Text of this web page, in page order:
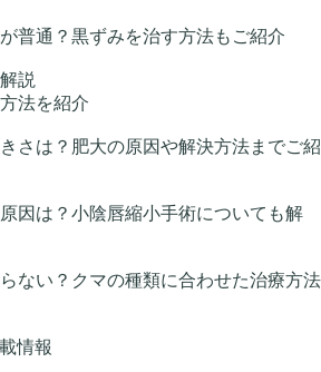
普通？黒ずみを治す方法もご紹介
説
法を紹介
さは？肥大の原因や解決方法までご紹
因は？小陰唇縮小手術についても解
ない？クマの種類に合わせた治療方法
情報